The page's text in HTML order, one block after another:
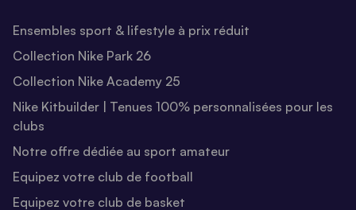
Ensembles sport & lifestyle à prix réduit
Collection Nike Park 26
Collection Nike Academy 25
Nike Kitbuilder | Tenues 100% personnalisées pour les
clubs
Notre offre dédiée au sport amateur
Equipez votre club de football
Equipez votre club de basket